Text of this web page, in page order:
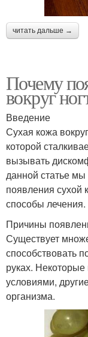
читать дальше →
Почему
вокруг
Введение
Сухая кожа
которой
вызывать
данной статье
появления сухой
способы лечения.
Причины
Существует
способствовать
руках.
условиями,
организма.